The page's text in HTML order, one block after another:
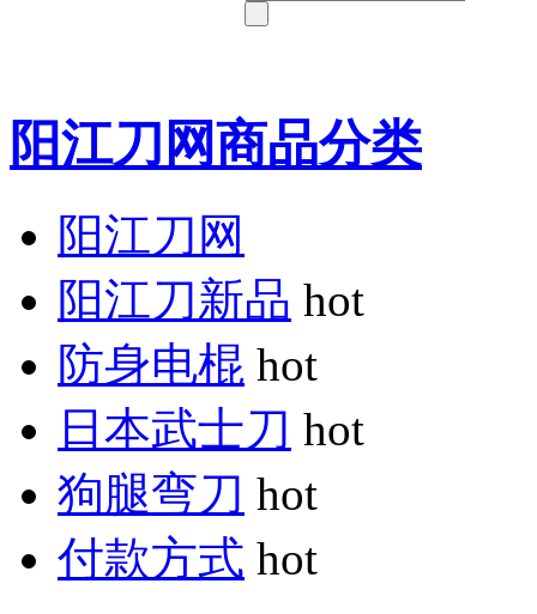
阳江刀网商品分类
阳江刀网
阳江刀新品 hot
防身电棍 hot
日本武士刀 hot
狗腿弯刀 hot
付款方式 hot